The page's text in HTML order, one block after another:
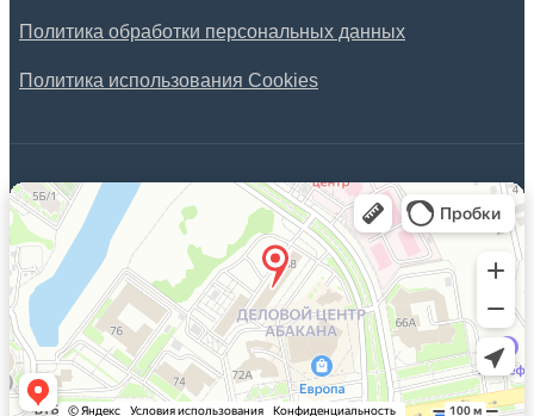
Политика обработки персональных данных
Политика использования Cookies